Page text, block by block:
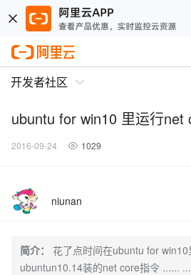
开发者社区
ubuntu for win10 里运行net
2016-09-24 1029
niunan
简介：
花了点时间在ubuntu for
ubuntun10.14装的net core指令 ......